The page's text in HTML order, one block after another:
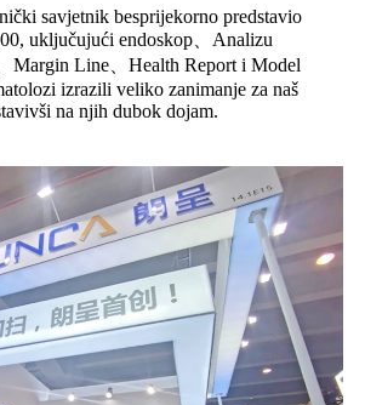
savjetnik besprijekorno predstavio
uključujući endoskop、Analizu
Margin Line、Health Report i Model
izrazili veliko zanimanje za naš
na njih dubok dojam.